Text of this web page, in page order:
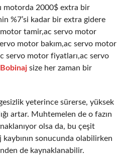
motorda 2000$ extra bir
%7’si kadar bir extra gidere
tamir,ac servo motor
motor bakım,ac servo motor
servo motor fiyatları,ac servo
size her zaman bir
yeterince sürerse, yüksek
artar. Muhtemelen de o fazın
olsa da, bu çeşit
kaybının sonucunda olabilirken
de kaynaklanabilir.